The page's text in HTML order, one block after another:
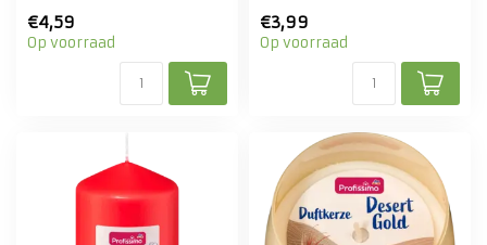
€4,59
Op voorraad
€3,99
Op voorraad